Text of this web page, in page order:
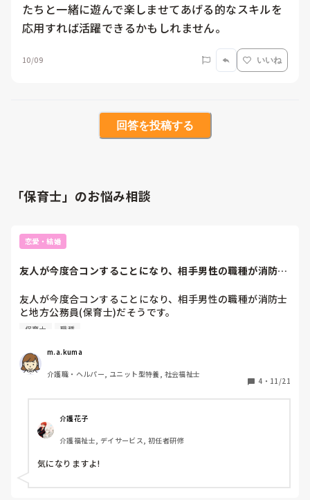
たちと一緒に遊んで楽しませてあげる的なスキルを
応用すれば活躍できるかもしれません。
10/09 いいね
回答を投稿する
「保育士」のお悩み相談
恋愛・結婚
友人が今度合コンすることになり、相手男性の職種が消防士
友人が今度合コンすることになり、相手男性の職種が消防士
と地方公務員(保育士)だそうです。
どちらも大変な仕事だと思うのですが、介護の仕事をしてい
すが…
友人は、消防士は危険な仕事だし、地方公務員も事務じゃな
くて保育士というのが気になるそうです。
んは合コン相手の職種とか気にしますか？
保育士 職種
m.a.kuma
介護職・ヘルパー, ユニット型特養, 社会福祉士
4 ・ 11/21
介護花子
介護福祉士, デイサービス, 初任者研修
気になりますよ!